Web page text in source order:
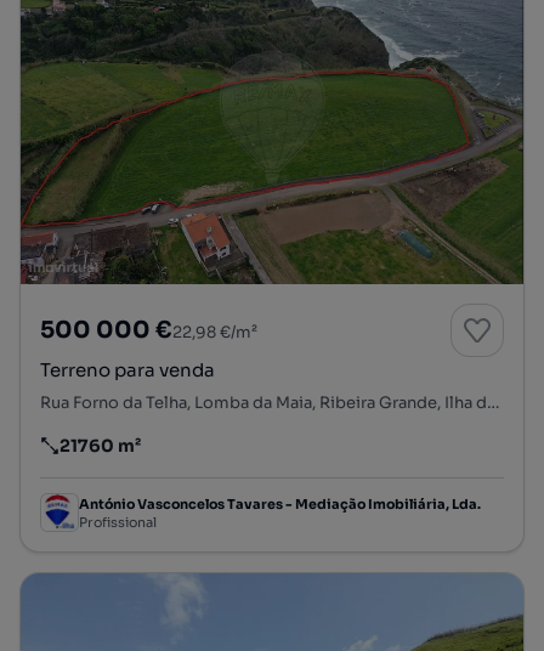
500 000 €22,98 €/m²
Terreno para venda
Rua Forno da Telha, Lomba da Maia, Ribeira Grande, Ilha de São Miguel
Preço por metro quadrado
21760 m²
António Vasconcelos Tavares - Mediação Imobiliária, Lda.
Profissional